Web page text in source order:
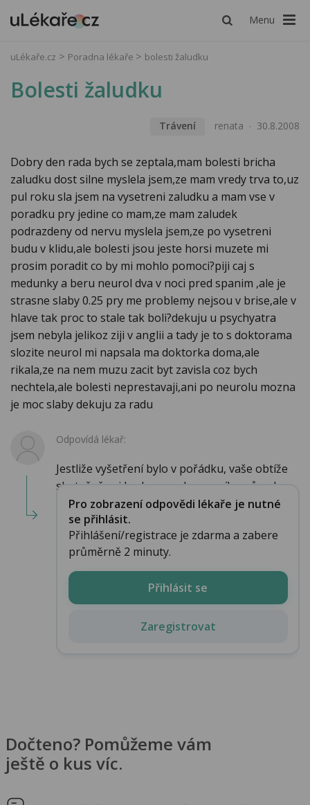
Menu
uLékaře.cz Poradna lékaře bolesti žaludku
Bolesti žaludku
Trávení renata 30.8.2008
Dobry den rada bych se zeptala,mam bolesti bricha
zaludku dost silne myslela jsem,ze mam vredy trva to,uz
pul roku sla jsem na vysetreni zaludku a mam vse v
poradku pry jedine co mam,ze mam zaludek
podrazdeny od nervu myslela jsem,ze po vysetreni
budu v klidu,ale bolesti jsou jeste horsi muzete mi
prosim poradit co by mi mohlo pomoci?piji caj s
medunky a beru neurol dva v noci pred spanim ,ale je
strasne slaby 0.25 pry me problemy nejsou v brise,ale v
hlave tak proc to stale tak boli?dekuju u psychyatra
jsem nebyla jelikoz ziji v anglii a tady je to s doktorama
slozite neurol mi napsala ma doktorka doma,ale
rikala,ze na nem muzu zacit byt zavisla coz bych
nechtela,ale bolesti neprestavaji,ani po neurolu mozna
je moc slaby dekuju za radu
Odpovídá lékař:
Jestliže vyšetření bylo v pořádku, vaše obtíže
skutečně asi budou psychogenního původu....
Pro zobrazení odpovědi lékaře je nutné
se přihlásit.
Přihlášení/registrace je zdarma a zabere
průměrně 2 minuty.
Přihlásit se
Zaregistrovat
Dočteno? Pomůžeme vám
ještě o kus víc.